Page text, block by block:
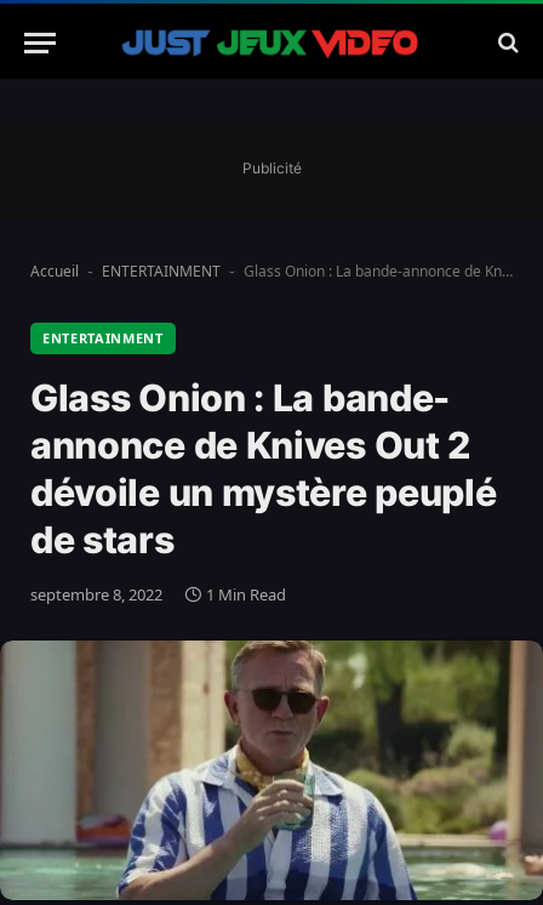
Publicité
Accueil - ENTERTAINMENT - Glass Onion : La bande-annonce de Knives Out 2 dévoile un mystère peuplé de stars
ENTERTAINMENT
Glass Onion : La bande-
annonce de Knives Out 2
dévoile un mystère peuplé
de stars
septembre 8, 2022 1 Min Read